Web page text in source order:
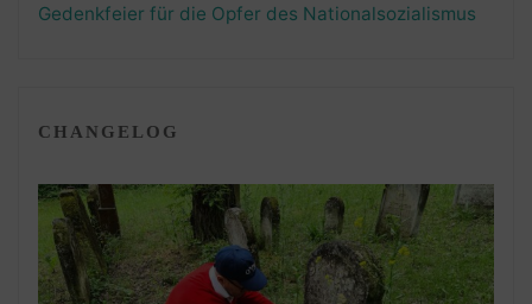
Gedenkfeier für die Opfer des Nationalsozialismus
CHANGELOG